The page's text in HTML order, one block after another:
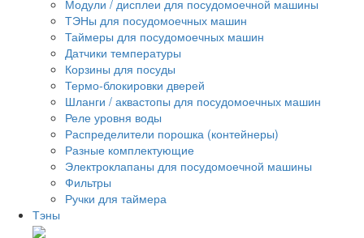
Модули / дисплеи для посудомоечной машины
ТЭНы для посудомоечных машин
Таймеры для посудомоечных машин
Датчики температуры
Корзины для посуды
Термо-блокировки дверей
Шланги / аквастопы для посудомоечных машин
Реле уровня воды
Распределители порошка (контейнеры)
Разные комплектующие
Электроклапаны для посудомоечной машины
Фильтры
Ручки для таймера
Тэны